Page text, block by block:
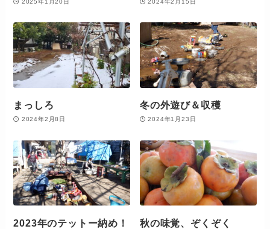
2025年1月20日 2024年2月15日
まっしろ
2024年2月8日
冬の外遊び＆収穫
2024年1月23日
2023年のテットー納め！ 秋の味覚、ぞくぞく